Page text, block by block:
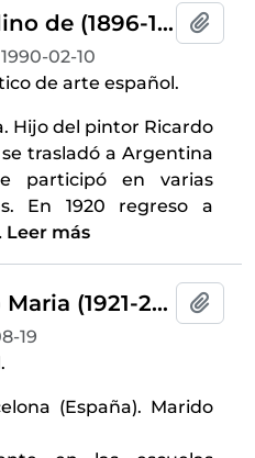
Pantorba, Bernardino de (1896-1990)
02-10
de arte español.
Hijo del pintor Ricardo
se trasladó a Argentina
participó en varias
En 1920 regreso a
Leer más
García Llort, Josep Maria (1921-2003)
19
(España). Marido